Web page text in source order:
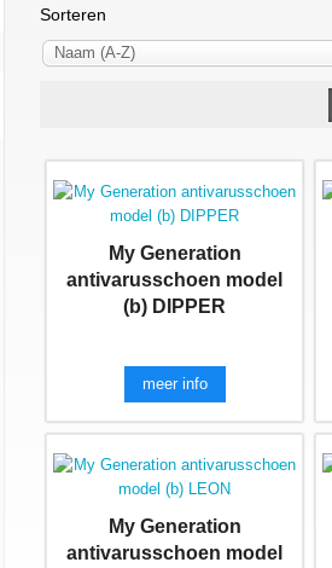
Sorteren
Naam (A-Z)
My Generation
antivarusschoen model
(b) DIPPER
meer info
My Generation
antivarusschoen model